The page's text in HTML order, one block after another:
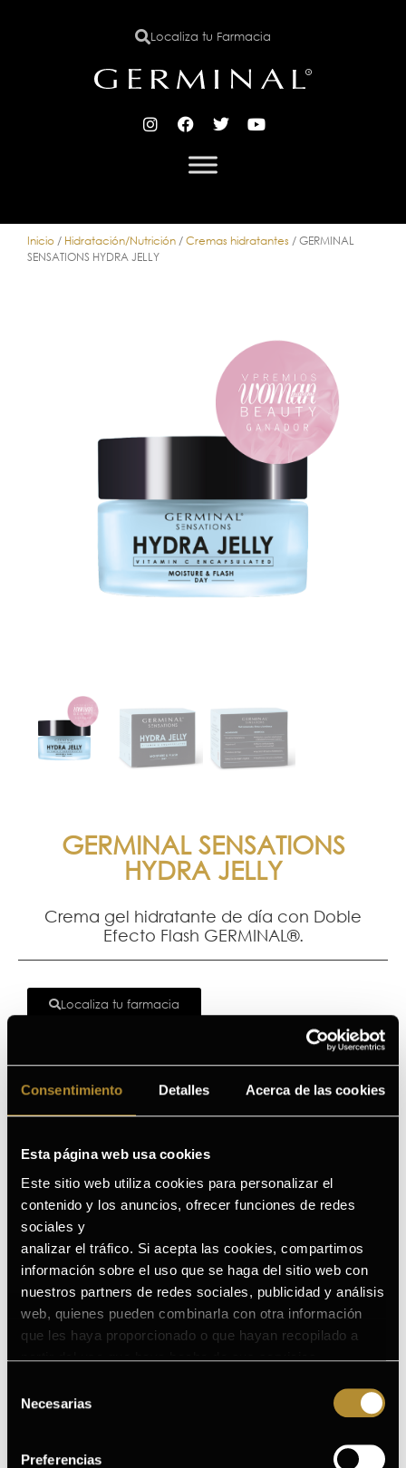
Consentimiento Detalles Acerca de las cookies
Esta página web usa cookies
Este sitio web utiliza cookies para personalizar el
contenido y los anuncios, ofrecer funciones de redes
sociales y
analizar el tráfico. Si acepta las cookies, compartimos
información sobre el uso que se haga del sitio web con
nuestros partners de redes sociales, publicidad y análisis
web, quienes pueden combinarla con otra información
que les haya proporcionado o que hayan recopilado a
partir del uso que haya hecho de sus servicios.
siguiente enlace
Necesarias
Preferencias
Localiza tu Farmacia
Inicio / Hidratación/Nutrición /Cremas hidratantes / GERMINAL
SENSATIONS HYDRA JELLY
GERMINAL SENSATIONS
HYDRA JELLY
Crema gel hidratante de día con Doble
Efecto Flash GERMINAL®.
Localiza tu farmacia
Crema gel hidratante de día con 3 ácidos hialurónicos,
Vitamina C encapsulada y Doble Efecto Lifting
GERMINAL®.
Ingredientes principales
¿A quién va dirigido?
Beneficios
Cómo añadir GERMINAL HYDRA JELLY en tu rutina
Reconocimientos y premios
Ver todos los ingredientes